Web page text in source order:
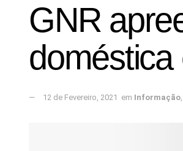
GNR
12 de Fevereiro, 2021 em Informação,